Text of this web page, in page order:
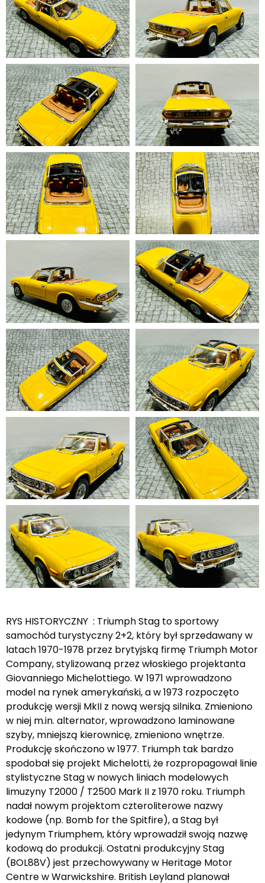
RYS HISTORYCZNY : Triumph Stag to sportowy
samochód turystyczny 2+2, który był sprzedawany w
latach 1970-1978 przez brytyjską firmę Triumph Motor
Company, stylizowaną przez włoskiego projektanta
Giovanniego Michelottiego. W 1971 wprowadzono
model na rynek amerykański, a w 1973 rozpoczęto
produkcję wersji MkII z nową wersją silnika. Zmieniono
w niej m.in. alternator, wprowadzono laminowane
szyby, mniejszą kierownicę, zmieniono wnętrze.
Produkcję skończono w 1977. Triumph tak bardzo
spodobał się projekt Michelotti, że rozpropagował linie
stylistyczne Stag w nowych liniach modelowych
limuzyny T2000 / T2500 Mark II z 1970 roku. Triumph
nadał nowym projektom czteroliterowe nazwy
kodowe (np. Bomb for the Spitfire), a Stag był
jedynym Triumphem, który wprowadził swoją nazwę
kodową do produkcji. Ostatni produkcyjny Stag
(BOL88V) jest przechowywany w Heritage Motor
Centre w Warwickshire. British Leyland planował